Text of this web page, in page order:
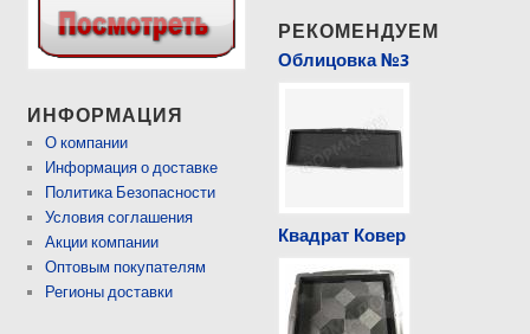
ИНФОРМАЦИЯ
О компании
Информация о доставке
Политика Безопасности
Условия соглашения
Акции компании
Оптовым покупателям
Регионы доставки
РЕКОМЕНДУЕМ
Облицовка №3
Квадрат Ковер